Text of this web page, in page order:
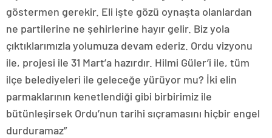
göstermen gerekir. Eli işte gözü oynaşta olanlardan
ne partilerine ne şehirlerine hayır gelir. Biz yola
çıktıklarımızla yolumuza devam ederiz. Ordu vizyonu
ile, projesi ile 31 Mart’a hazırdır. Hilmi Güler’i ile, tüm
ilçe belediyeleri ile geleceğe yürüyor mu? İki elin
parmaklarının kenetlendiği gibi birbirimiz ile
bütünleşirsek Ordu’nun tarihi sıçramasını hiçbir engel
durduramaz”